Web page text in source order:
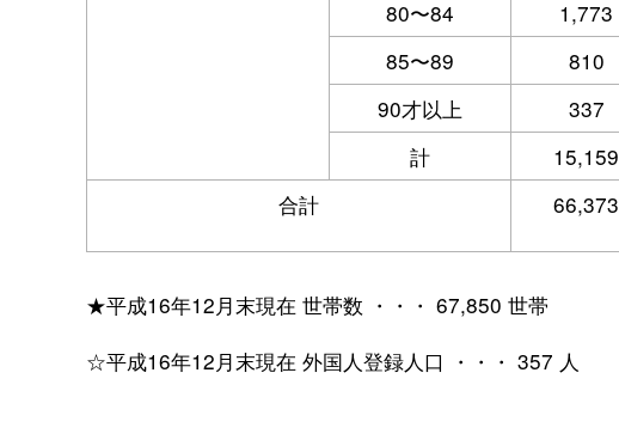
80〜84
1,773
85〜89
810
90才以上
337
計
15,159
合計
66,373
★平成16年12月末現在 世帯数 ・・・ 67,850 世帯
☆平成16年12月末現在 外国人登録人口 ・・・ 357 人